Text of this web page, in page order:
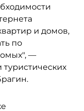
и домов,
по
—